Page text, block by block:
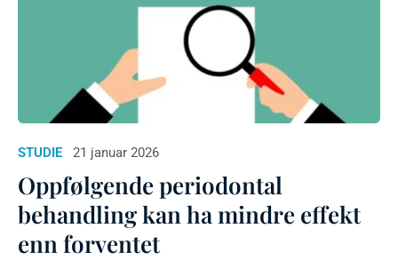
STUDIE 21 januar 2026
Oppfølgende periodontal
behandling kan ha mindre effekt
enn forventet